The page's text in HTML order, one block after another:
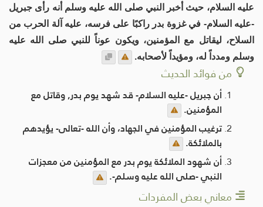
عليه السلام، حيث أخبر النبي صلى الله عليه وسلم أنه رأى جبريل
-عليه السلام- في غزوة بدر راكبًا على فرسه، عليه آلة الحرب من
السلاح، ليقاتل مع المؤمنين، ويكون عوناً للنبي صلى الله عليه
وسلم ومدداً له، ومؤيداً لأصحابه.
من فوائد الحديث
أن جبريل -عليه السلام- قد شهد يوم بدر, وقاتل مع
المؤمنين.
ترغيب المؤمنين في الجهاد، وأن الله -تعالى- يؤيدهم
بالملائكة.
أن شهود الملائكة يوم بدر مع المؤمنين من معجزات
النبي -صلى الله عليه وسلم-.
معاني بعض المفردات